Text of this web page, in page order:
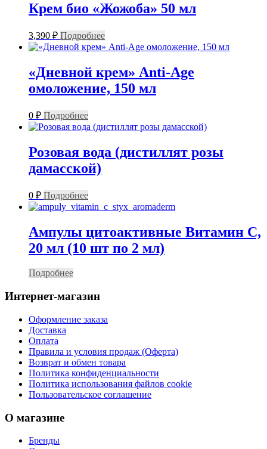
Крем био «Жожоба» 50 мл
3,390 ₽ Подробнее
«Дневной крем» Anti-Age
омоложение, 150 мл
0 ₽ Подробнее
Розовая вода (дистиллят розы
дамасской)
0 ₽ Подробнее
Ампулы цитоактивные Витамин С,
20 мл (10 шт по 2 мл)
Подробнее
Интернет-магазин
Оформление заказа
Доставка
Оплата
Правила и условия продаж (Оферта)
Возврат и обмен товара
Политика конфиденциальности
Политика использования файлов cookie
Пользовательское соглашение
О магазине
Бренды